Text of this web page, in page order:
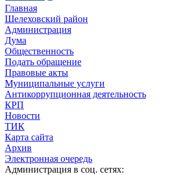
Главная
Шелеховский район
Администрация
Дума
Общественность
Подать обращение
Правовые акты
Муниципальные услуги
Антикоррупционная деятельность
КРП
Новости
ТИК
Карта сайта
Архив
Электронная очередь
Администрация в соц. сетях: